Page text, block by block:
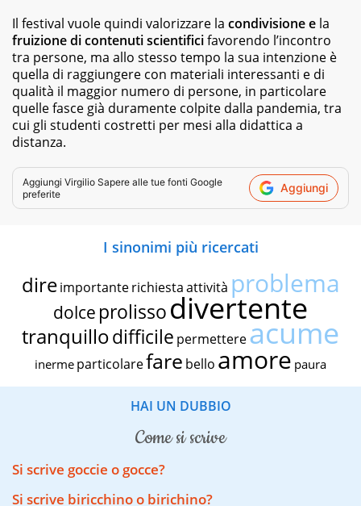
Il festival vuole quindi valorizzare la condivisione e la
fruizione di contenuti scientificifavorendo l’incontro
tra persone, ma allo stesso tempo la sua intenzione è
quella di raggiungere con materiali interessanti e di
qualità il maggior numero di persone, in particolare
quelle fasce già duramente colpite dalla pandemia, tra
cui gli studenti costretti per mesi alla didattica a
distanza.
Aggiungi Virgilio Sapere alle tue fonti Google
preferite
Aggiungi
I sinonimi più ricercati
dire importante richiestaattività problema
dolce prolissodivertente
tranquillodifficile permettereacume
inerme particolarefare bello amore paura
HAI UN DUBBIO
come si scrive
Si scrive goccie o gocce?
Si scrive biricchino o birichino?